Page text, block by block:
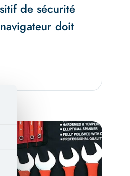
de sécurité
doit